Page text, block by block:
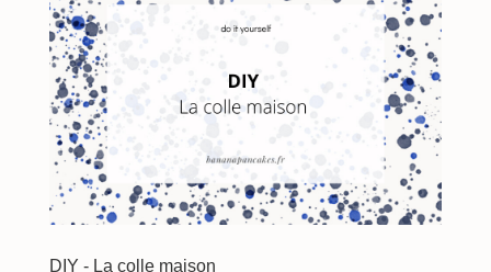
DIY - La colle maison